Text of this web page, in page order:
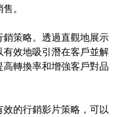
。
策略。透過直觀地展示
效地吸引潛在客戶並解
轉換率和增強客戶對品
的行銷影片策略，可以